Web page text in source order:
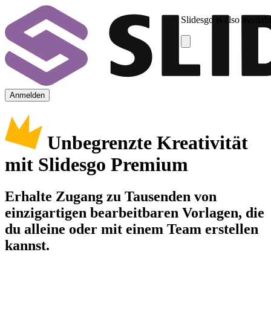
Slidesgo is also
Anmelden
Unbegrenzte Kreativität
mit Slidesgo Premium
Erhalte Zugang zu Tausenden von
einzigartigen bearbeitbaren Vorlagen, die
du alleine oder mit einem Team erstellen
kannst.